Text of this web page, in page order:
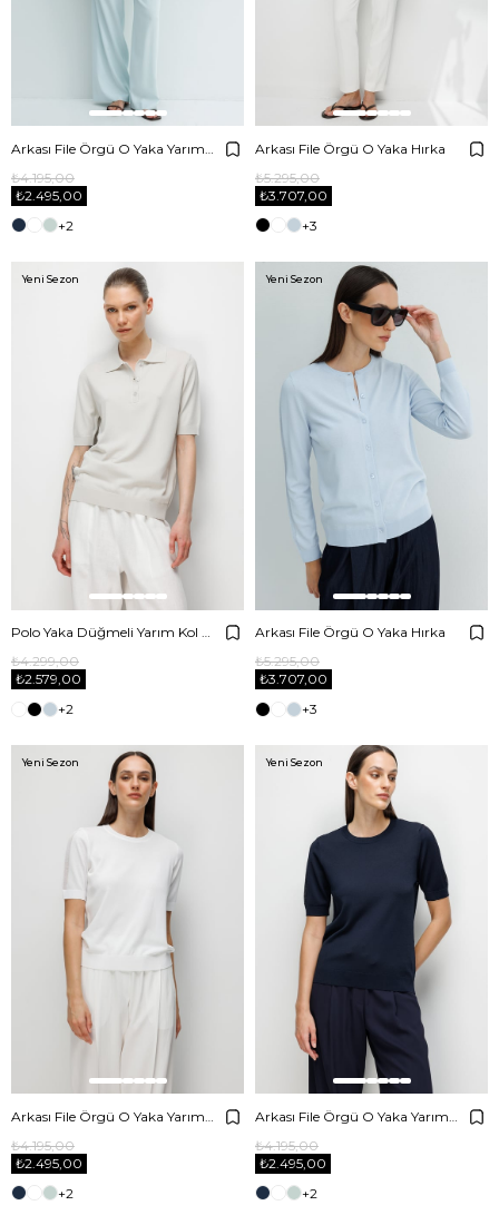
₺2.495,00
₺4.195,00
+2
Arkası File Örgü O Yaka Hırka
₺3.707,00
₺5.295,00
+3
Polo Yaka Düğmeli Yarım Kol Triko
₺2.579,00
₺4.299,00
+2
Yeni Sezon
Arkası File Örgü O Yaka Hırka
₺3.707,00
₺5.295,00
+3
Yeni Sezon
₺2.495,00
₺4.195,00
+2
Yeni Sezon
₺2.495,00
₺4.195,00
+2
Yeni Sezon